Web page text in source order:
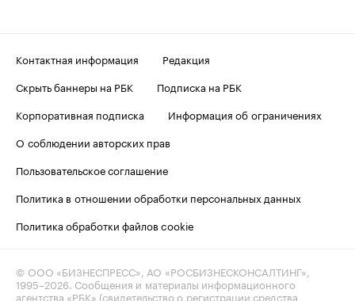
Контактная информация
Редакция
Скрыть баннеры на РБК
Подписка на РБК
Корпоративная подписка
Информация об ограничениях
О соблюдении авторских прав
Пользовательское соглашение
Политика в отношении обработки персональных данных
Политика обработки файлов cookie
© ООО «БИЗНЕСПРЕСС», АО «РОСБИЗНЕСКОНСАЛТИНГ»,
1995–2026. Сообщения и материалы информационного
агентства «РБК» (свидетельство о регистрации средства